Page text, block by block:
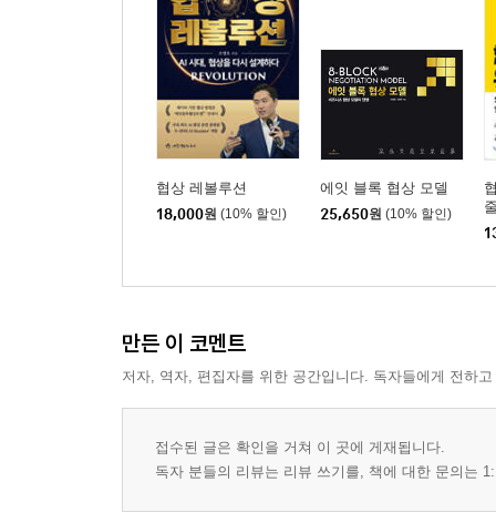
벼랑 끝 전술 이야기
협상을 부탁해! 당신이 협상을 힘들어하는 이유
4강 협상가의 실전 노하우
숨어 있는 진짜 니즈를 찾아라
이순신 장군에게 협상을 배우다
눈에는 눈 이에는 이, 복수는 여러분의 것
상대 공격에 신사답게 대응하는 법
5강 마음을 훔쳐라
상대방의 숨겨진 욕구들
아인슈타인의 놀라운 연봉 협상
상세한 기록
협상 레볼루션
18,000원 (10% 할인)
에잇 블록 협상 모델
25,650원 (10% 할인)
만든 이 코멘트
저자, 역자, 편집자를 위한 공간입니다. 독자들에게 전하
접수된 글은 확인을 거쳐 이 곳에 게재됩니다.
독자 분들의 리뷰는 리뷰 쓰기를, 책에 대한 문의는